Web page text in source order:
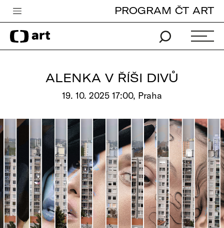
Česká televize
Zpravodajství
Pro děti
edu
Vše o ČT
PROGRAM ČT ART
ALENKA V ŘÍŠI DIVŮ
19. 10. 2025 17:00, Praha